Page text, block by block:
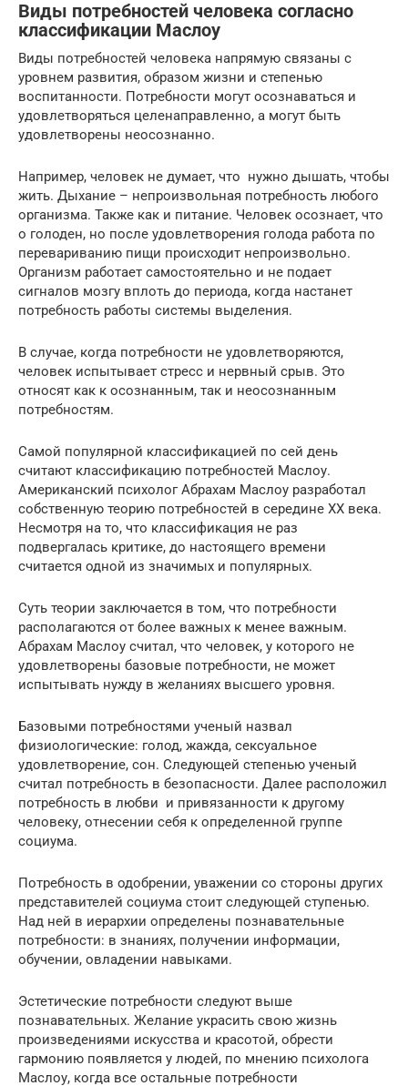
Виды потребностей человека согласно
классификации Маслоу
Виды потребностей человека напрямую связаны с
уровнем развития, образом жизни и степенью
воспитанности. Потребности могут осознаваться и
удовлетворяться целенаправленно, а могут быть
удовлетворены неосознанно.
Например, человек не думает, что нужно дышать, чтобы
жить. Дыхание – непроизвольная потребность любого
организма. Также как и питание. Человек осознает, что
о голоден, но после удовлетворения голода работа по
перевариванию пищи происходит непроизвольно.
Организм работает самостоятельно и не подает
сигналов мозгу вплоть до периода, когда настанет
потребность работы системы выделения.
В случае, когда потребности не удовлетворяются,
человек испытывает стресс и нервный срыв. Это
относят как к осознанным, так и неосознанным
потребностям.
Самой популярной классификацией по сей день
считают классификацию потребностей Маслоу.
Американский психолог Абрахам Маслоу разработал
собственную теорию потребностей в середине ХХ века.
Несмотря на то, что классификация не раз
подвергалась критике, до настоящего времени
считается одной из значимых и популярных.
Суть теории заключается в том, что потребности
располагаются от более важных к менее важным.
Абрахам Маслоу считал, что человек, у которого не
удовлетворены базовые потребности, не может
испытывать нужду в желаниях высшего уровня.
Базовыми потребностями ученый назвал
физиологические: голод, жажда, сексуальное
удовлетворение, сон. Следующей степенью ученый
считал потребность в безопасности. Далее расположил
потребность в любви и привязанности к другому
человеку, отнесении себя к определенной группе
социума.
Потребность в одобрении, уважении со стороны других
представителей социума стоит следующей ступенью.
Над ней в иерархии определены познавательные
потребности: в знаниях, получении информации,
обучении, овладении навыками.
Эстетические потребности следуют выше
познавательных. Желание украсить свою жизнь
произведениями искусства и красотой, обрести
гармонию появляется у людей, по мнению психолога
Маслоу, когда все остальные потребности